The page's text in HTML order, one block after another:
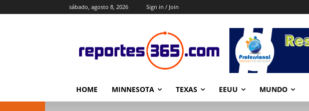
sábado, agosto 8, 2026 Sign in / Join
HOME MINNESOTA TEXAS EEUU MUNDO